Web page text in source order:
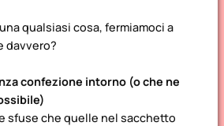
qualsiasi cosa, fermiamoci a
davvero?
confezione intorno (o che ne
sfuse che quelle nel sacchetto